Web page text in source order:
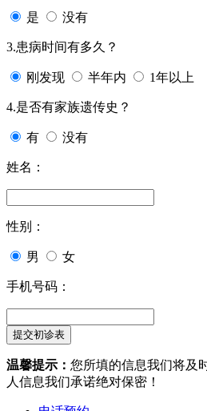
是 没有
3.患病时间有多久？
刚发现 半年内 1年以上
4.是否有家族遗传史？
有 没有
姓名：
性别：
男 女
手机号码：
温馨提示： 您所填的信息我们将及
人信息我们承诺绝对保密！